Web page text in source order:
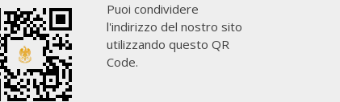
Puoi condividere
l'indirizzo del nostro sito
utilizzando questo QR
Code.